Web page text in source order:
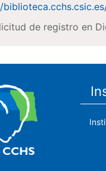
de registro en